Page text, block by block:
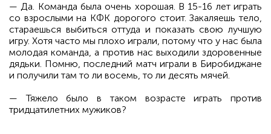
— Да. Команда была очень хорошая. В 15-16 лет играть
со взрослыми на КФК дорогого стоит. Закаляешь тело,
стараешься выбиться оттуда и показать свою лучшую
игру. Хотя часто мы плохо играли, потому что у нас была
молодая команда, а против нас выходили здоровенные
дядьки. Помню, последний матч играли в Биробиджане
и получили там то ли восемь, то ли десять мячей.
— Тяжело было в таком возрасте играть против
тридцатилетних мужиков?